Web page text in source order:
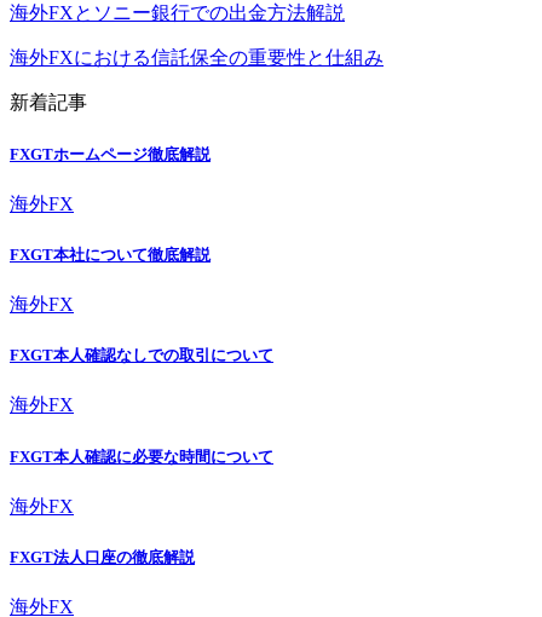
海外FXとソニー銀行での出金方法解説
海外FXにおける信託保全の重要性と仕組み
新着記事
FXGTホームページ徹底解説
海外FX
FXGT本社について徹底解説
海外FX
FXGT本人確認なしでの取引について
海外FX
FXGT本人確認に必要な時間について
海外FX
FXGT法人口座の徹底解説
海外FX